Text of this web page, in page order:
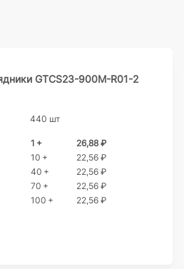
GTCS23-900M-R01-2
440 шт
1 +
26,88 ₽
10 +
22,56 ₽
40 +
22,56 ₽
70 +
22,56 ₽
100 +
22,56 ₽